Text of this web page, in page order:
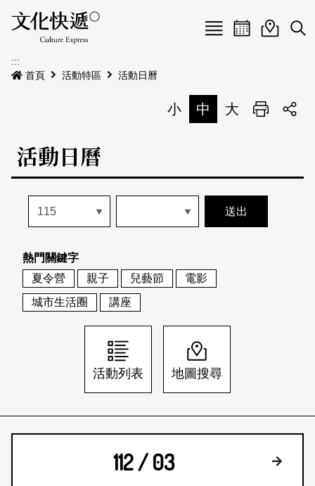
Menu
最新公告
本期專題
歷史專題
活動特區
活動列表
地圖搜尋
關於我們
關於我們
刊物索取地點
會員基本資料
刊登活動
網站導覽 English
日本語 登入/註冊
活動日曆活動地圖
展
:::
首頁
活動特區 活動日曆
小 中 大 列印
活動日曆
熱門關鍵字
夏令營
親子 兒藝節
電影
城市生活圈
講座
活動列表 地圖搜尋
112 / 03 下個月